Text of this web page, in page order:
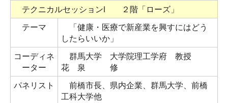
テクニカルセッションⅠ ２階「ローズ」
テーマ
「健康・医療で新産業を興すにはどう
したらいいか」
コーディネ
ーター
群馬大学 大学院理工学府 教授
花 泉 修
パネリスト
前橋市長、県内企業、群馬大学、前橋
工科大学他